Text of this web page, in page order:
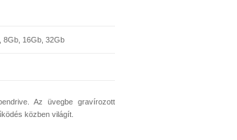
8Gb, 16Gb, 32Gb
Az üvegbe gravírozott
közben világít.